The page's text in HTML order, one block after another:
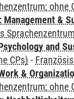
ohne
&
and
CPs) -
&
ohne